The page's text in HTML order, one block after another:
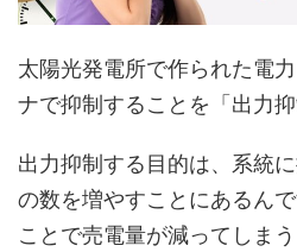
太陽光発電所で作られた電
ナで抑制することを「出力抑
出力抑制する目的は、系統
の数を増やすことにあるん
ことで売電量が減ってしま